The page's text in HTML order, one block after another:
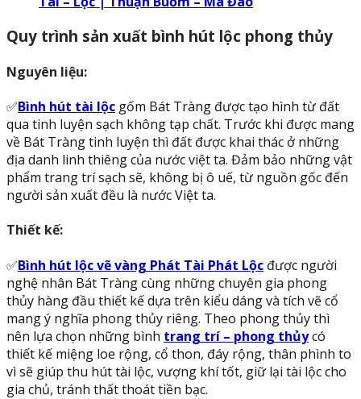
Quy trình sản xuất bình hút lộc phong thủy
Nguyên liệu:
✅Bình hút tài lộc gốm Bát Tràng được tạo hình từ đất
qua tinh luyện sạch không tạp chất. Trước khi được mang
về Bát Tràng tinh luyện thì đất được khai thác ở những
địa danh linh thiêng của nước việt ta. Đảm bảo những vật
phẩm trang trí sạch sẽ, không bị ô uế, từ nguồn gốc đến
người sản xuất đều là nước Việt ta.
Thiết kế:
✅Bình hút lộc vẽ vàng Phát Tài Phát Lộc được người
nghệ nhân Bát Tràng cùng những chuyên gia phong
thủy hàng đầu thiết kế dựa trên kiểu dáng và tích vẽ cổ
mang ý nghĩa phong thủy riêng. Theo phong thủy thì
nên lựa chọn những bình trang trí – phong thủycó
thiết kế miệng loe rộng, cổ thon, đáy rộng, thân phình to
vì sẽ giúp thu hút tài lộc, vượng khí tốt, giữ lại tài lộc cho
gia chủ, tránh thất thoát tiền bạc.